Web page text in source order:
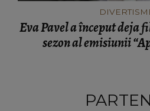
Eva Pavel a început deja
sezon al emisiunii